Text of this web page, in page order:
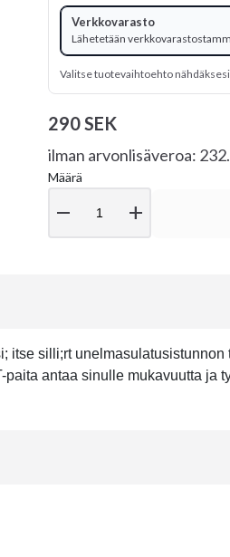
Verkkovarasto
Lähetetään
Valitse tuotevaihtoehto
290 SEK
ilman arvonlisäveroa:
Määrä
remove add
itse silli;rt
antaa sinulle mukavuutta ja